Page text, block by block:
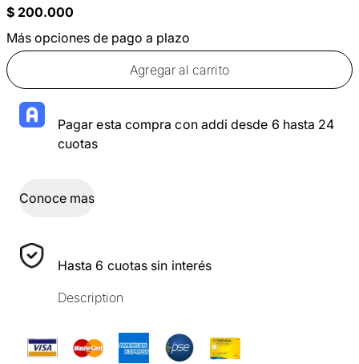
$ 200.000
Más opciones de pago a plazo
Agregar al carrito
Pagar esta compra con addi desde 6 hasta 24
cuotas
Conoce mas
Hasta 6 cuotas sin interés
Description